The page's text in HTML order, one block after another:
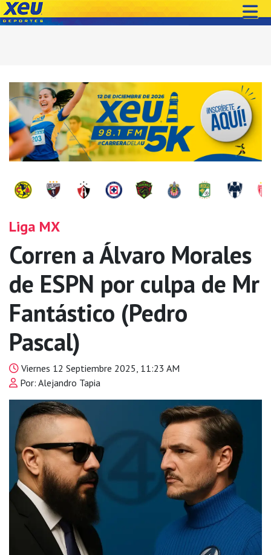
Liga MX
Corren a Álvaro Morales
de ESPN por culpa de Mr
Fantástico (Pedro
Pascal)
Viernes 12 Septiembre 2025, 11:23 AM
Por: Alejandro Tapia